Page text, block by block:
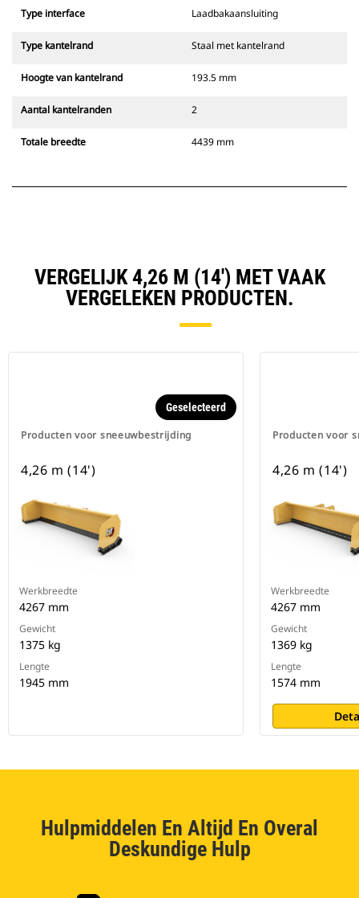
Type interface Laadbakaansluiting
Type kantelrand Staal met kantelrand
Hoogte van kantelrand 193.5 mm
Aantal kantelranden 2
Totale breedte 4439 mm
VERGELIJK 4,26 M (14') MET VAAK
VERGELEKEN PRODUCTEN.
Producten voor sneeuwbestrijding
Geselecteerd
4,26 m (14')
Werkbreedte
4267 mm
Gewicht
1375 kg
Lengte
1945 mm
Producten voor
4,26 m (14')
Werkbreedte
4267 mm
Gewicht
1369 kg
Lengte
1574 mm
Hulpmiddelen En Altijd En Overal
Deskundige Hulp